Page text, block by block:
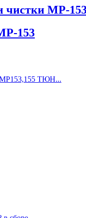
чистки МР-
153
МР153,155 ТЮН...